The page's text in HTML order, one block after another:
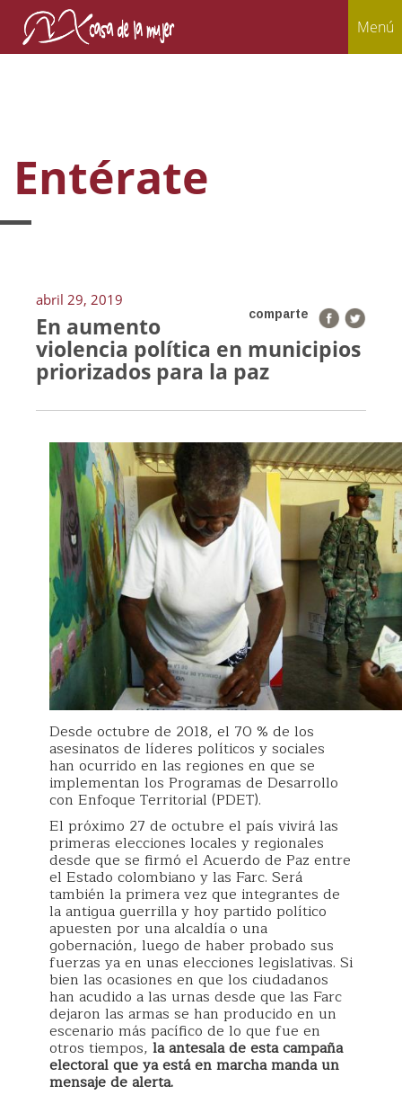
Menú
Entérate
abril 29, 2019
comparte
En aumento
violencia política en municipios
priorizados para la paz
Desde octubre de 2018, el 70 % de los
asesinatos de líderes políticos y sociales
han ocurrido en las regiones en que se
implementan los Programas de Desarrollo
con Enfoque Territorial (PDET).
El próximo 27 de octubre el país vivirá las
primeras elecciones locales y regionales
desde que se firmó el Acuerdo de Paz entre
el Estado colombiano y las Farc. Será
también la primera vez que integrantes de
la antigua guerrilla y hoy partido político
apuesten por una alcaldía o una
gobernación, luego de haber probado sus
fuerzas ya en unas elecciones legislativas. Si
bien las ocasiones en que los ciudadanos
han acudido a las urnas desde que las Farc
dejaron las armas se han producido en un
escenario más pacífico de lo que fue en
otros tiempos, la antesala de esta campaña
electoral que ya está en marcha manda un
mensaje de alerta.